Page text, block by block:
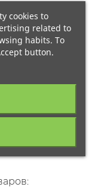
cookies to
related to
habits. To
button.